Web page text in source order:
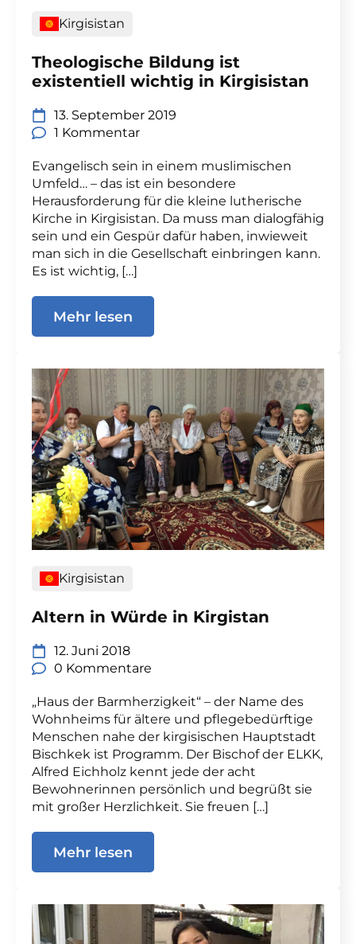
Kirgisistan
Theologische Bildung ist
existentiell wichtig in Kirgisistan
13. September 2019
1 Kommentar
Evangelisch sein in einem muslimischen
Umfeld… – das ist ein besondere
Herausforderung für die kleine lutherische
Kirche in Kirgisistan. Da muss man dialogfähig
sein und ein Gespür dafür haben, inwieweit
man sich in die Gesellschaft einbringen kann.
Es ist wichtig, […]
Mehr lesen
Kirgisistan
Altern in Würde in Kirgistan
12. Juni 2018
0 Kommentare
„Haus der Barmherzigkeit“ – der Name des
Wohnheims für ältere und pflegebedürftige
Menschen nahe der kirgisischen Hauptstadt
Bischkek ist Programm. Der Bischof der ELKK,
Alfred Eichholz kennt jede der acht
Bewohnerinnen persönlich und begrüßt sie
mit großer Herzlichkeit. Sie freuen […]
Mehr lesen